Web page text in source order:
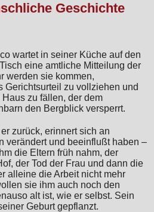
Geschichte
wartet in seiner Küche auf den
eine amtliche Mitteilung der
werden sie kommen,
Gerichtsurteil zu vollziehen und
zu fällen, der dem
den Bergblick versperrt.
zurück, erinnert sich an
verändert und beeinflußt haben –
die Eltern früh nahm, der
der Tod der Frau und dann die
alleine die Arbeit nicht mehr
sie ihm auch noch den
alt ist, wie er selbst. Sein
Geburt gepflanzt.